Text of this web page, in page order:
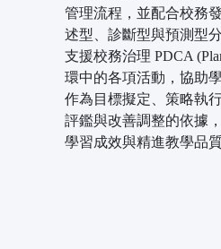
管理流程，並配合校務
述型、診斷型與預測型
支援校務治理PDCA
環中的各項活動，協助
作為目標擬定、策略執
評鑑與改善調整的依據
學習成效與精進教學品質